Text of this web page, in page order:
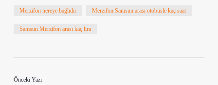
Merzifon nereye bağlıdır Merzifon Samsun arası otobüsle kaç saat
Samsun Merzifon arası kaç lira
Önceki Yazı